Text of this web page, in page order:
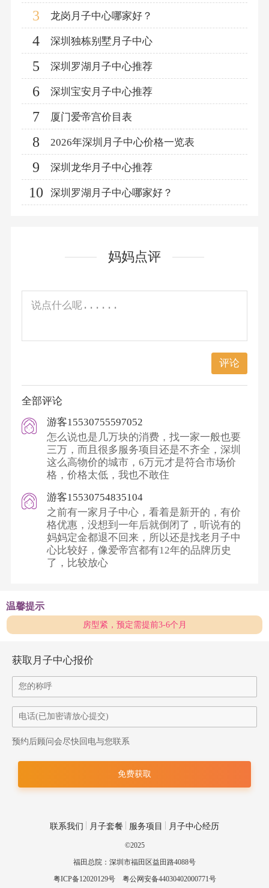
3 龙岗月子中心哪家好？
4 深圳独栋别墅月子中心
5 深圳罗湖月子中心推荐
6 深圳宝安月子中心推荐
7 厦门爱帝宫价目表
8 2026年深圳月子中心价格一览表
9 深圳龙华月子中心推荐
10 深圳罗湖月子中心哪家好？
妈妈点评
评论
全部评论
游客15530755597052
怎么说也是几万块的消费，找一家一般也要
三万，而且很多服务项目还是不齐全，深圳
这么高物价的城市，6万元才是符合市场价
格，价格太低，我也不敢住
游客15530754835104
之前有一家月子中心，看着是新开的，有价
格优惠，没想到一年后就倒闭了，听说有的
妈妈定金都退不回来，所以还是找老月子中
心比较好，像爱帝宫都有12年的品牌历史
了，比较放心
温馨提示
房型紧，预定需提前3-6个月
获取月子中心报价
预约后顾问会尽快回电与您联系
联系我们 月子套餐 服务项目 月子中心经历
©2025
福田总院：深圳市福田区益田路4088号
粤ICP备12020129号 粤公网安备44030402000771号